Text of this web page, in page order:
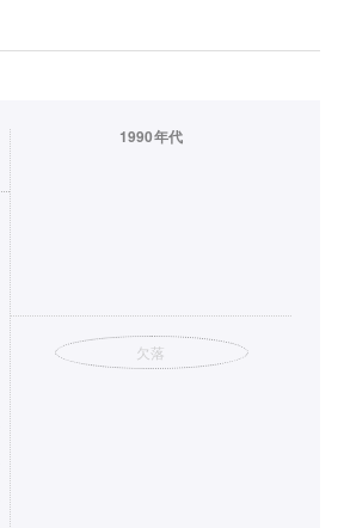
1990年代
欠落